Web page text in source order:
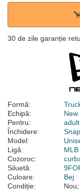
30 de zile garanție
Formă:
Echipă:
New
Pentru:
adult
Închidere:
Model:
Ligă:
MLB
Cozoroc:
Siluetă:
Culoare:
Bej
Condiție: